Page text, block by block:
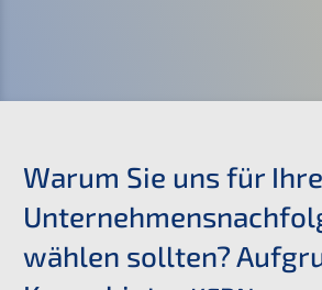
Warum Sie uns für Ihre
wählen sollten?